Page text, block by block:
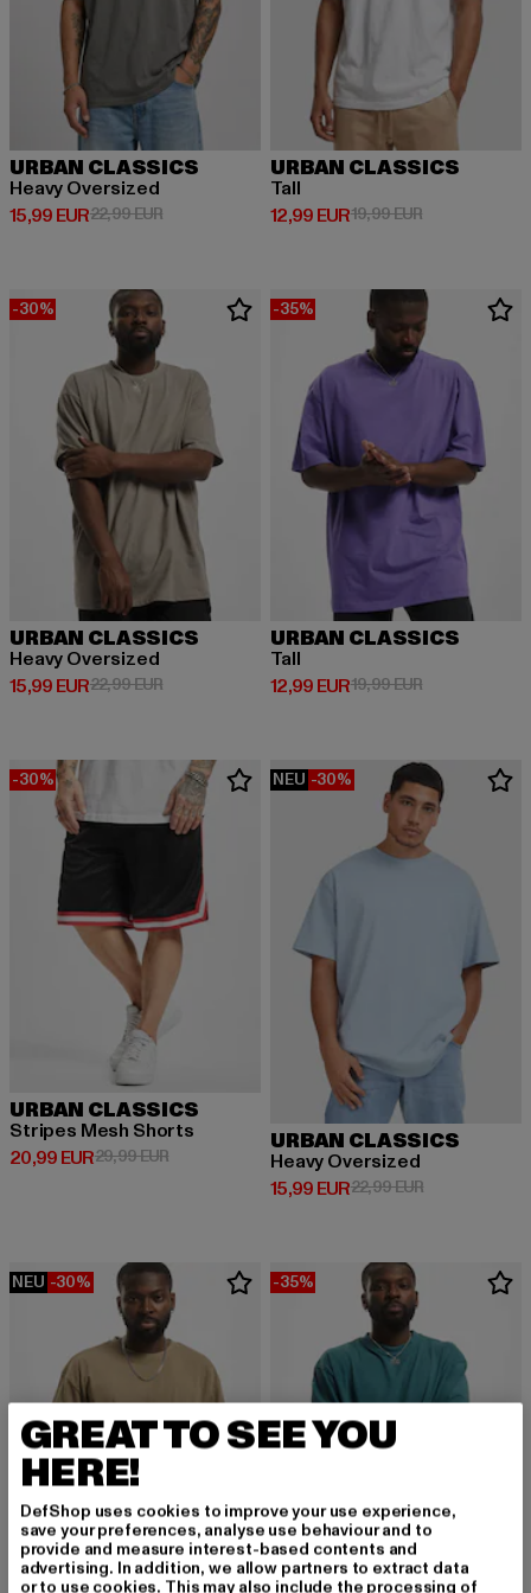
URBAN CLASSICS
Heavy Oversized
15,99 EUR
Derzeitiger Preis: 15,99 EUR
22,99 EURAktionspreis: 22,99 EUR
URBAN CLASSICS
Tall
12,99 EUR
Derzeitiger Preis: 12,99 EUR
19,99 EURAktionspreis:
-30%
URBAN CLASSICS
Heavy Oversized
15,99 EUR
Derzeitiger Preis: 15,99 EUR
22,99 EURAktionspreis: 22,99 EUR
-35%
URBAN CLASSICS
Tall
12,99 EUR
Derzeitiger Preis: 12,99 EUR
19,99 EURAktionspreis:
-30%
URBAN CLASSICS
Stripes Mesh Shorts
20,99 EUR
Derzeitiger Preis: 20,99 EUR
29,99 EURAktionspreis: 29,99 EUR
NEU -30%
URBAN CLASSICS
Heavy Oversized
15,99 EUR
Derzeitiger Preis: 15,99 EUR
22,99 EURAktionspreis:
NEU -30% -35%
GREAT TO SEE YOU
HERE!
DefShop uses cookies to improve your use experience,
save your preferences, analyse use behaviour and to
provide and measure interest-based contents and
advertising. In addition, we allow partners to extract data
or to use cookies. This may also include the processing of